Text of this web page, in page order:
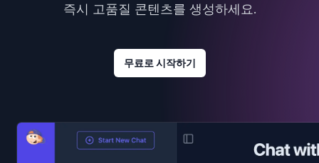
즉시 고품질 콘텐츠를 생성하세요.
무료로 시작하기